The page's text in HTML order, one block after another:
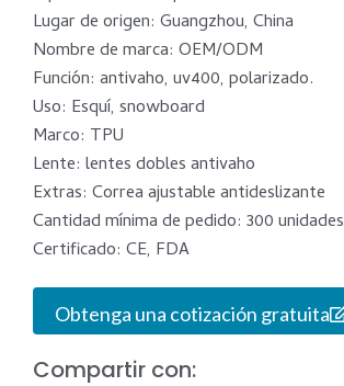
Lugar de origen: Guangzhou, China
Nombre de marca: OEM/ODM
Función: antivaho, uv400, polarizado.
Uso: Esquí, snowboard
Marco: TPU
Lente: lentes dobles antivaho
Extras: Correa ajustable antideslizante
Cantidad mínima de pedido: 300 unidades
Certificado: CE, FDA
Obtenga una cotización gratuita
Compartir con: